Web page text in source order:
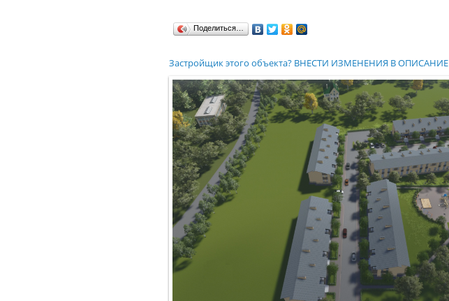
Поделиться…
Застройщик этого объекта? ВНЕСТИ ИЗМЕНЕНИЯ В ОПИСАНИЕ